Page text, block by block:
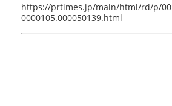
https://prtimes.jp/main/html/rd/p/00
0000105.000050139.html